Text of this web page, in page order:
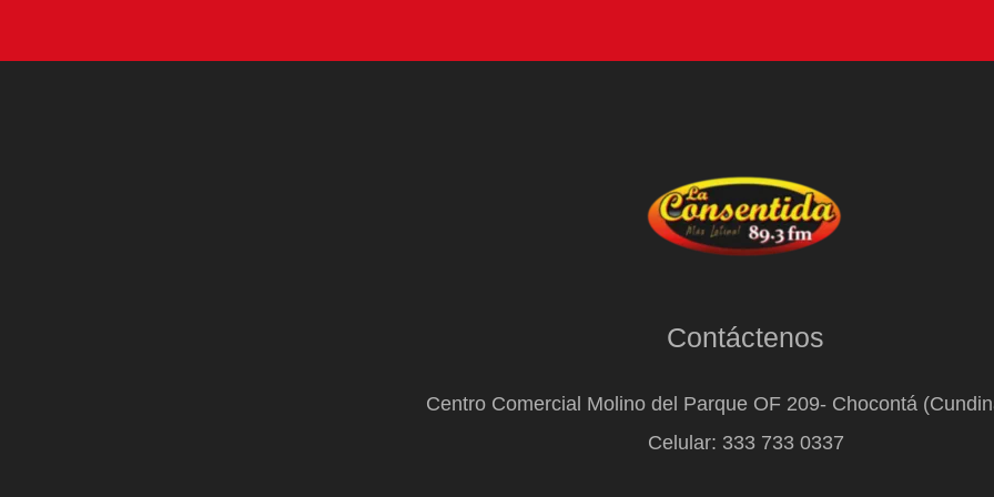
Contáctenos
Centro Comercial Molino del Parque OF 209- Chocontá
Celular: 333 733 0337